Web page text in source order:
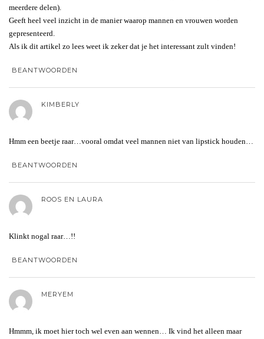
meerdere delen).
Geeft heel veel inzicht in de manier waarop mannen en vrouwen worden
gepresenteerd.
Als ik dit artikel zo lees weet ik zeker dat je het interessant zult vinden!
BEANTWOORDEN
KIMBERLY
Hmm een beetje raar…vooral omdat veel mannen niet van lipstick houden…
BEANTWOORDEN
ROOS EN LAURA
Klinkt nogal raar…!!
BEANTWOORDEN
MERYEM
Hmmm, ik moet hier toch wel even aan wennen… Ik vind het alleen maar